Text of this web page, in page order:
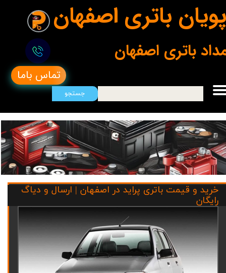
پویان باتری اصفهان
تماس باما
جستجو
باتری اصفهان
خرید و قیمت باتری پراید در اصفهان | ارسال و دیاگ
رایگان